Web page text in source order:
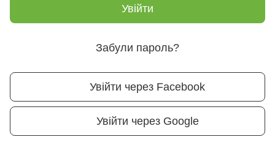
Увійти
Забули пароль?
Увійти через Facebook
Увійти через Google